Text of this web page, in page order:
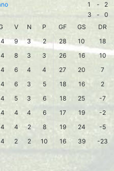
1 -
2
3 -
0
V N P GF GS
DR
9 3 2 28 10
18
8 3 3 26 16
10
6 4 4 27 20
7
6 3 5 18 16
2
5 3 6 18 25
-7
4 4 6 17 19
-2
4 2 8 19 24
-5
2 2 10 16 39 -23